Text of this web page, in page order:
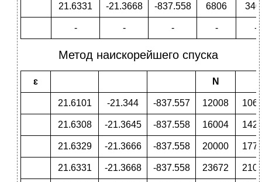
21.6331 -21.3668 -837.558 6806
- - - - -
Метод наискорейшего спуска
ɛ N
21.6101 -21.344 -837.557 12008
21.6308 -21.3645 -837.558 16004
21.6329 -21.3666 -837.558 20000
21.6331 -21.3668 -837.558 23672